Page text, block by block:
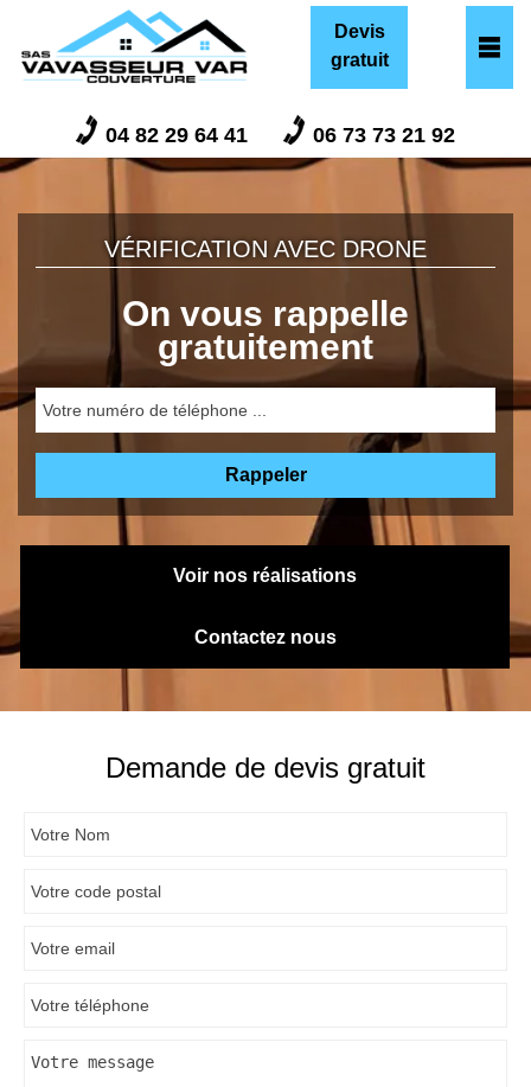
Devis
gratuit
04 82 29 64 41 06 73 73 21 92
VÉRIFICATION AVEC DRONE
On vous rappelle
gratuitement
Voir nos réalisations
Contactez nous
Demande de devis gratuit